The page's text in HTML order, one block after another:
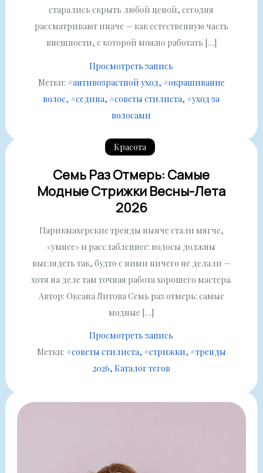
старались скрыть любой ценой, сегодня
рассматривают иначе — как естественную часть
внешности, с которой можно работать […]
Просмотреть запись
Метки: #антивозрастной уход #окрашивание
волос #седина #советы стилиста #уход за
волосами
Красота
Семь Раз Отмерь: Самые
Модные Стрижки Весны-Лета
2026
Парикмахерские тренды нынче стали мягче,
«умнее» и расслабленнее: волосы должны
выглядеть так, будто с ними ничего не делали —
хотя на деле там точная работа хорошего мастера.
Автор: Оксана Литова Семь раз отмерь: самые
модные […]
Просмотреть запись
Метки: #советы стилиста #стрижки #тренды
2026 Каталог тегов